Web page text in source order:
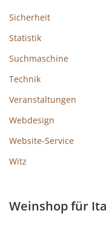
Sicherheit
Statistik
Suchmaschine
Technik
Veranstaltungen
Webdesign
Website-Service
Witz
Weinshop für